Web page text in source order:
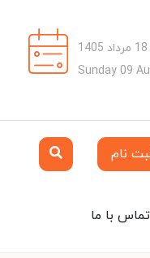
Sunday 09
نام
تماس با ما